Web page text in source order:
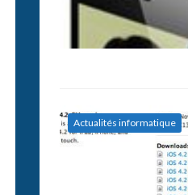
Actualités informatique